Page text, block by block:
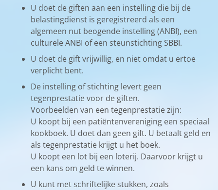
U doet de giften aan een instelling die bij de
belastingdienst is geregistreerd als een
algemeen nut beogende instelling (ANBI), een
culturele ANBI of een steunstichting SBBI.
U doet de gift vrijwillig, en niet omdat u ertoe
verplicht bent.
De instelling of stichting levert geen
tegenprestatie voor de giften.
Voorbeelden van een tegenprestatie zijn:
U koopt bij een patiëntenvereniging een speciaal
kookboek. U doet dan geen gift. U betaalt geld en
als tegenprestatie krijgt u het boek.
U koopt een lot bij een loterij. Daarvoor krijgt u
een kans om geld te winnen.
U kunt met schriftelijke stukken, zoals